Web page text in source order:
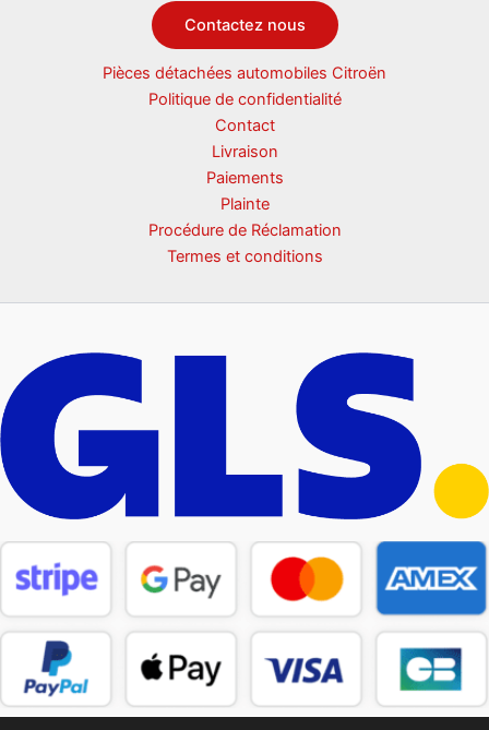
Contactez nous
Pièces détachées automobiles Citroën
Politique de confidentialité
Contact
Livraison
Paiements
Plainte
Procédure de Réclamation
Termes et conditions